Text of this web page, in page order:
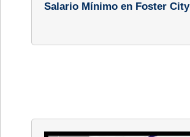
Salario Mínimo en Foster City